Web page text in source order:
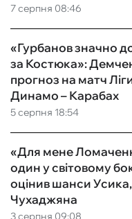
7 серпня 08:46
5 серпня 18:54
«Гурбанов значно
за Костюка»:
прогноз на матч
Динамо – Карабах
3 серпня 09:08
«Для мене
один у світовому
оцінив шанси
Чухаджяна